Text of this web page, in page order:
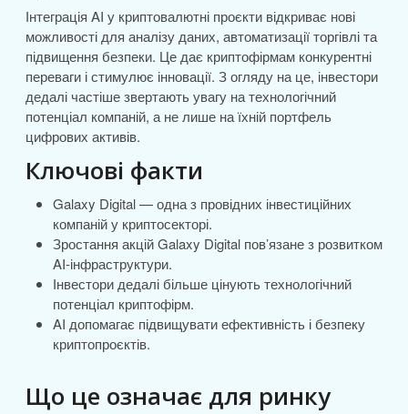
Інтеграція AI у криптовалютні проєкти відкриває нові
можливості для аналізу даних, автоматизації торгівлі та
підвищення безпеки. Це дає криптофірмам конкурентні
переваги і стимулює інновації. З огляду на це, інвестори
дедалі частіше звертають увагу на технологічний
потенціал компаній, а не лише на їхній портфель
цифрових активів.
Ключові факти
Galaxy Digital — одна з провідних інвестиційних
компаній у криптосекторі.
Зростання акцій Galaxy Digital пов’язане з розвитком
AI-інфраструктури.
Інвестори дедалі більше цінують технологічний
потенціал криптофірм.
AI допомагає підвищувати ефективність і безпеку
криптопроєктів.
Що це означає для ринку